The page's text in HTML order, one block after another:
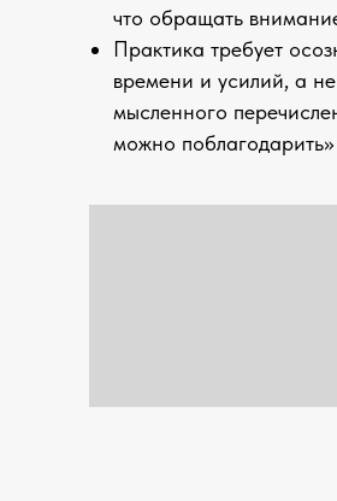
что обращать
Практика требует
времени и усилий, а
мысленного
можно поблагодарить»